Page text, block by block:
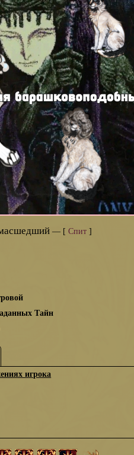
— [ Спит]
Тайн
игрока